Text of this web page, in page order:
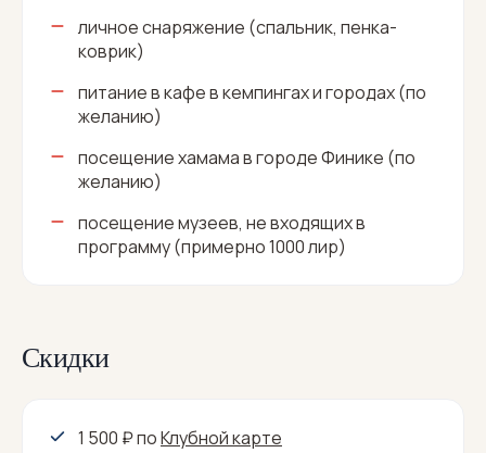
личное снаряжение (спальник, пенка-
коврик)
питание в кафе в кемпингах и городах (по
желанию)
посещение хамама в городе Финике (по
желанию)
посещение музеев, не входящих в
программу (примерно 1000 лир)
Скидки
1 500 ₽поКлубной карте